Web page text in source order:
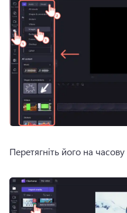
Перетягніть його на